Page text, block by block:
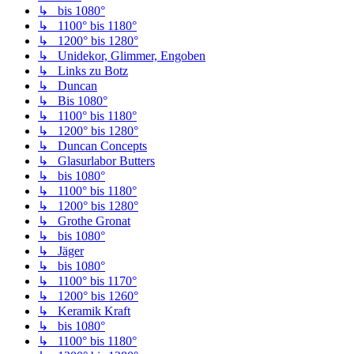
↳ bis 1080°
↳ 1100° bis 1180°
↳ 1200° bis 1280°
↳ Unidekor, Glimmer, Engoben
↳ Links zu Botz
↳ Duncan
↳ Bis 1080°
↳ 1100° bis 1180°
↳ 1200° bis 1280°
↳ Duncan Concepts
↳ Glasurlabor Butters
↳ bis 1080°
↳ 1100° bis 1180°
↳ 1200° bis 1280°
↳ Grothe Gronat
↳ bis 1080°
↳ Jäger
↳ bis 1080°
↳ 1100° bis 1170°
↳ 1200° bis 1260°
↳ Keramik Kraft
↳ bis 1080°
↳ 1100° bis 1180°